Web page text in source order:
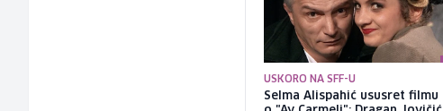
USKORO NA SFF-U
Selma Alispahić ususret filmu